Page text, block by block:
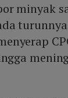
minyak